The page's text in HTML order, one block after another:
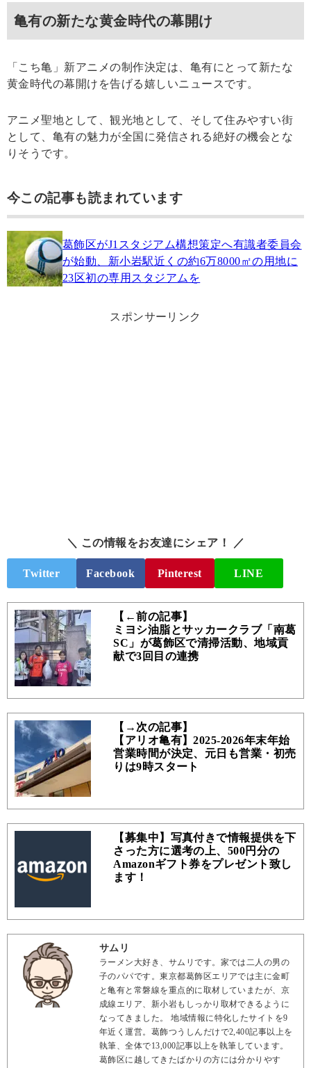
亀有の新たな黄金時代の幕開け
「こち亀」新アニメの制作決定は、亀有にとって新たな
黄金時代の幕開けを告げる嬉しいニュースです。
アニメ聖地として、観光地として、そして住みやすい街
として、亀有の魅力が全国に発信される絶好の機会とな
りそうです。
今この記事も読まれています
葛飾区がJ1スタジアム構想策定へ有識者委員会
が始動、新小岩駅近くの約6万8000㎡の用地に
23区初の専用スタジアムを
スポンサーリンク
＼ この情報をお友達にシェア！ ／
Twitter Facebook Pinterest LINE
【←前の記事】
ミヨシ油脂とサッカークラブ「南葛
SC」が葛飾区で清掃活動、地域貢
献で3回目の連携
【→次の記事】
【アリオ亀有】2025-2026年末年始
営業時間が決定、元日も営業・初売
りは9時スタート
【募集中】写真付きで情報提供を下
さった方に選考の上、500円分の
Amazonギフト券をプレゼント致し
ます！
サムリ
ラーメン大好き、サムリです。家では二人の男の
子のパパです。東京都葛飾区エリアでは主に金町
と亀有と常磐線を重点的に取材していまたが、京
成線エリア、新小岩もしっかり取材できるように
なってきました。 地域情報に特化したサイトを9
年近く運営。葛飾つうしんだけで2,400記事以上を
執筆、全体で13,000記事以上を執筆しています。
葛飾区に越してきたばかりの方には分かりやす